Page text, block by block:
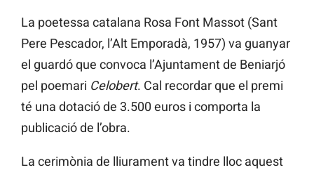
La poetessa catalana Rosa Font Massot (Sant
Pere Pescador, l’Alt Emporadà, 1957) va guanyar
el guardó que convoca l’Ajuntament de Beniarjó
pel poemari Celobert. Cal recordar que el premi
té una dotació de 3.500 euros i comporta la
publicació de l’obra.
La cerimònia de lliurament va tindre lloc aquest